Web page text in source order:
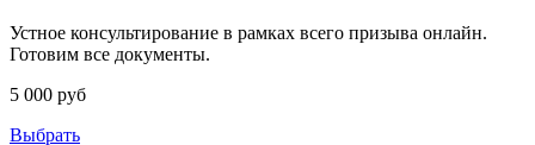
Устное консультирование в рамках всего призыва онлайн.
Готовим все документы.
5 000 руб
Выбрать